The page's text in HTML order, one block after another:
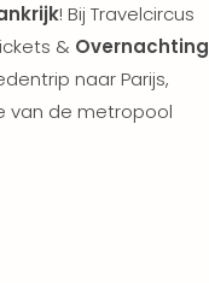
! Bij Travelcircus
& Overnachting
naar Parijs,
van de metropool